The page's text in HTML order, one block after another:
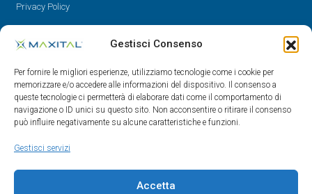
Gestisci Consenso
Per fornire le migliori esperienze, utilizziamo tecnologie come i cookie per
memorizzare e/o accedere alle informazioni del dispositivo. Il consenso a
queste tecnologie ci permetterà di elaborare dati come il comportamento di
navigazione o ID unici su questo sito. Non acconsentire o ritirare il consenso
può influire negativamente su alcune caratteristiche e funzioni.
Gestisci servizi
Accetta
Privacy Policy
Contatti
08.30 - 12.30 / 14 - 18
0522/909701
0522/909748